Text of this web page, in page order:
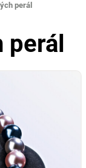
perál
perál